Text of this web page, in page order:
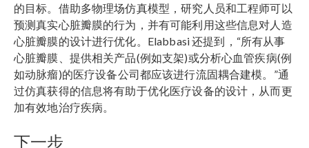
的目标。借助多物理场仿真模型，研究人员和工程师可以
预测真实心脏瓣膜的行为，并有可能利用这些信息对人造
心脏瓣膜的设计进行优化。Elabbasi 还提到，“所有从事
心脏瓣膜、提供相关产品(例如支架)或分析心血管疾病(例
如动脉瘤)的医疗设备公司都应该进行流固耦合建模。”通
过仿真获得的信息将有助于优化医疗设备的设计，从而更
加有效地治疗疾病。
下一步